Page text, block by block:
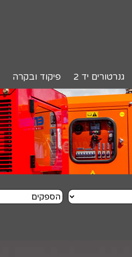
גנרטורים יד 2 פיקוד ובקרה